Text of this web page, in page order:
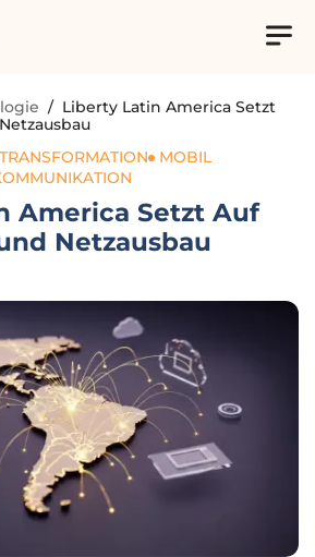
/ Liberty Latin America Setzt
MOBIL
America Setzt Auf
Netzausbau